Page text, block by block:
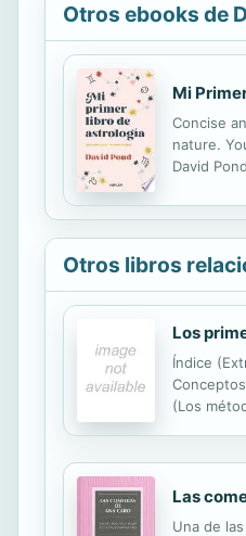
Otros ebooks de
Mi
Concise
nature.
David
Otros libros
Los
Índice
(Los
Las
Una de